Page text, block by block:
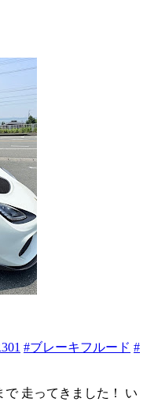
#ブレーキフルード #
走ってきました！ い